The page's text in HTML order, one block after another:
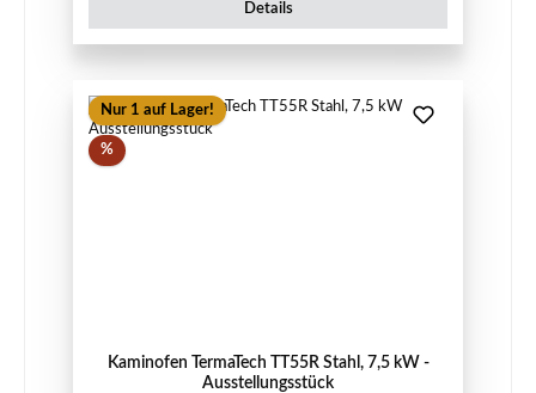
Details
Nur 1 auf Lager!
%Rabatt
Kaminofen TermaTech TT55R Stahl, 7,5 kW -
Ausstellungsstück